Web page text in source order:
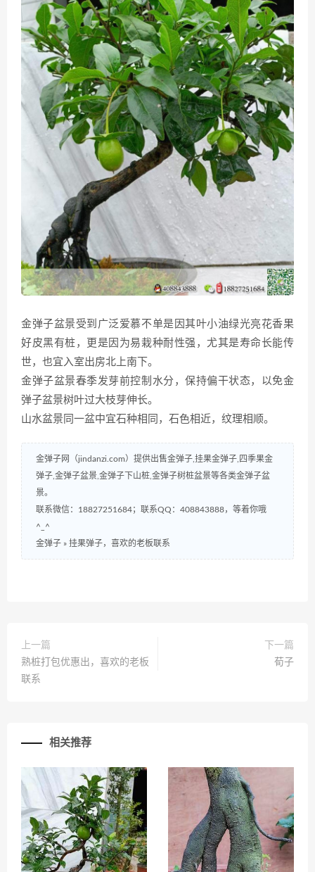
金弹子盆景受到广泛爱慕不单是因其叶小油绿光亮花香果
好皮黑有桩，更是因为易栽种耐性强，尤其是寿命长能传
世，也宜入室出房北上南下。
金弹子盆景春季发芽前控制水分，保持偏干状态，以免金
弹子盆景树叶过大枝芽伸长。
山水盆景同一盆中宜石种相同，石色相近，纹理相顺。
金弹子网（jindanzi.com）提供出售金弹子,挂果金弹子,四季果金
弹子,金弹子盆景,金弹子下山桩,金弹子树桩盆景等各类金弹子盆
景。
联系微信：18827251684；联系QQ：408843888，等着你哦
^_^
金弹子 » 挂果弹子，喜欢的老板联系
上一篇
熟桩打包优惠出，喜欢的老板
联系
下一篇
荀子
相关推荐